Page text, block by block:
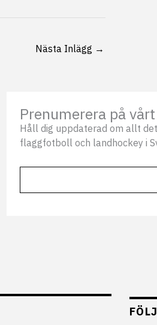
Nästa Inlägg →
Prenumerera på
Håll dig uppdaterad om allt
flaggfotboll och landhockey i
FÖLJ